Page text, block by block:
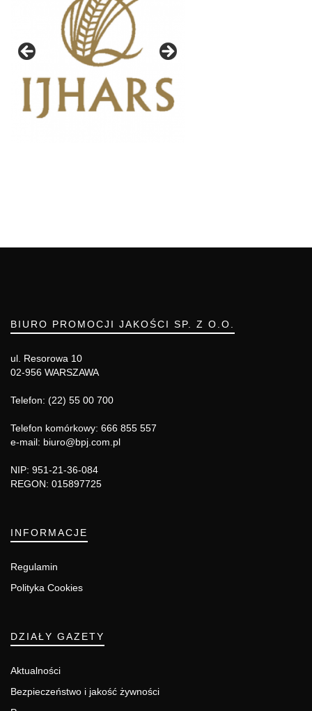
BIURO PROMOCJI JAKOŚCI SP. Z O.O.
ul. Resorowa 10
02-956 WARSZAWA
Telefon: (22) 55 00 700
Telefon komórkowy: 666 855 557
e-mail: biuro@bpj.com.pl
NIP: 951-21-36-084
REGON: 015897725
INFORMACJE
Regulamin
Polityka Cookies
DZIAŁY GAZETY
Aktualności
Bezpieczeństwo i jakość żywności